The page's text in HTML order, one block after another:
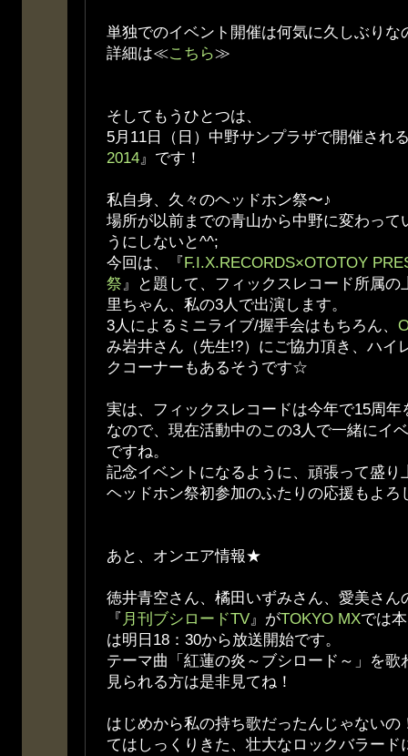
単独でのイベント開催は何気に久しぶりな
詳細は≪こちら≫
そしてもうひとつは、
5月11日（日）中野サンプラザで開催され
2014』です！
私自身、久々のヘッドホン祭〜♪
場所が以前までの青山から中野に変わって
うにしないと^^;
今回は、『F.I.X.RECORDS×OTOTOY
祭』と題して、フィックスレコード所属
里ちゃん、私の3人で出演します。
3人によるミニライブ/握手会はもちろん、
み岩井さん（先生!?）にご協力頂き、ハイ
クコーナーもあるそうです☆
実は、フィックスレコードは今年で15周年
なので、現在活動中のこの3人で一緒にイ
ですね。
記念イベントになるように、頑張って盛り
ヘッドホン祭初参加のふたりの応援もよ
あと、オンエア情報★
徳井青空さん、橘田いずみさん、愛美さん
『 月刊ブシロードTV』がTOKYO MXでは
は明日18：30から放送開始です。
テーマ曲「紅蓮の炎～ブシロード～」を歌
見られる方は是非見てね！
はじめから私の持ち歌だったんじゃないの
てはしっくりきた、壮大なロックバラード